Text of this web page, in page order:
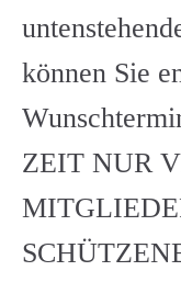
können Sie
ZEIT NUR